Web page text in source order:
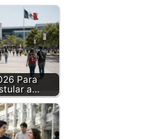
Para
a…